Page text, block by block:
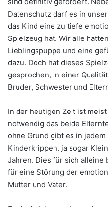
Datenschutz darf es in
das Kind eine zu tiefe
Spielzeug hat. Wir alle
Lieblingspuppe und eine
dazu. Doch hat dieses
gesprochen, in einer
Bruder, Schwester und
In der heutigen Zeit ist
notwendig das beide
ohne Grund gibt es in
Kinderkrippen, ja sogar
Jahren. Dies für sich alleine
für eine Störung der
Mutter und Vater.